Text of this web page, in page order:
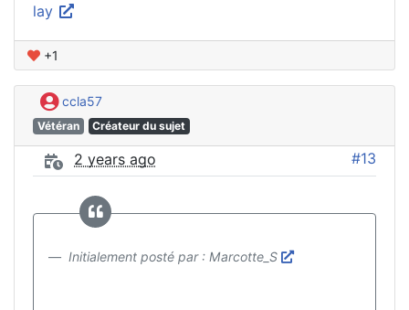
lay
+1
ccla57
Vétéran Créateur du sujet
2 years ago #13
Initialement posté par : Marcotte_S